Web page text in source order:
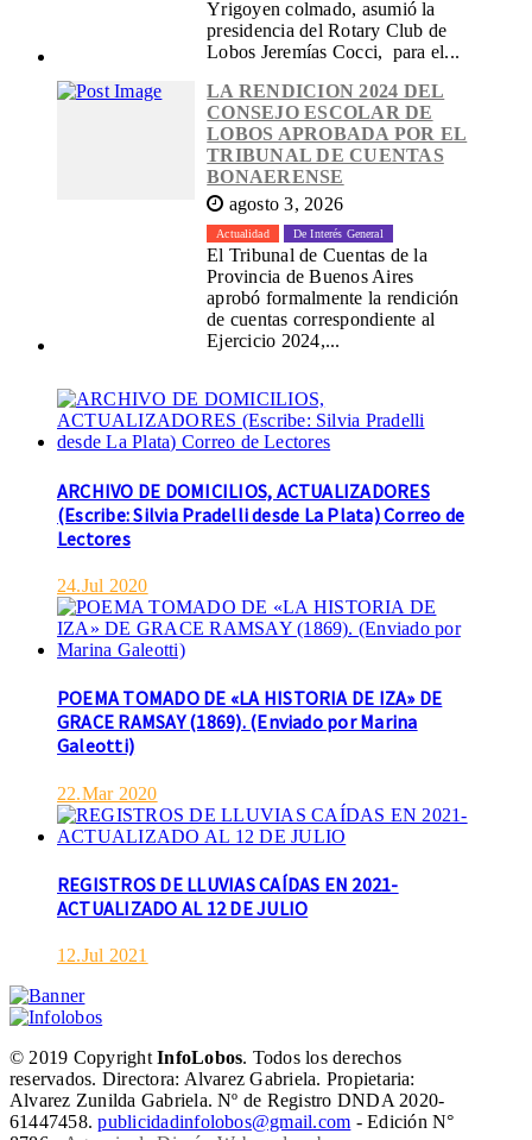
Yrigoyen colmado, asumió la
presidencia del Rotary Club de
Lobos Jeremías Cocci, para el...
LA RENDICION 2024 DEL
CONSEJO ESCOLAR DE
LOBOS APROBADA POR EL
TRIBUNAL DE CUENTAS
BONAERENSE
agosto 3, 2026
Actualidad De Interés General
El Tribunal de Cuentas de la
Provincia de Buenos Aires
aprobó formalmente la rendición
de cuentas correspondiente al
Ejercicio 2024,...
ARCHIVO DE DOMICILIOS, ACTUALIZADORES
(Escribe: Silvia Pradelli desde La Plata) Correo de
Lectores
24.Jul 2020
POEMA TOMADO DE «LA HISTORIA DE IZA» DE
GRACE RAMSAY (1869). (Enviado por Marina
Galeotti)
22.Mar 2020
REGISTROS DE LLUVIAS CAÍDAS EN 2021-
ACTUALIZADO AL 12 DE JULIO
12.Jul 2021
© 2019 CopyrightInfoLobos. Todos los derechos
reservados. Directora: Alvarez Gabriela. Propietaria:
Alvarez Zunilda Gabriela. Nº de Registro DNDA 2020-
61447458.publicidadinfolobos@gmail.com - Edición N°